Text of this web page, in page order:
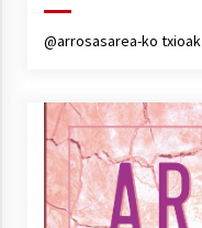
@arrosasarea-ko txioak